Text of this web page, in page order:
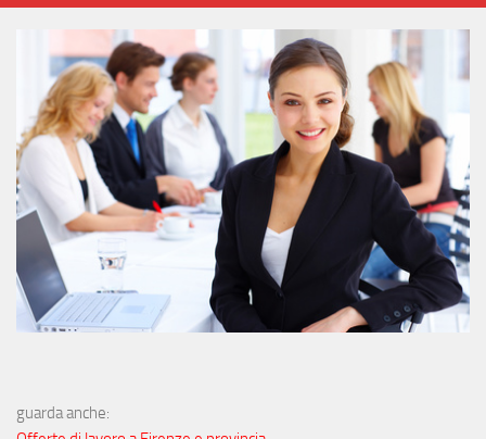
guarda anche: